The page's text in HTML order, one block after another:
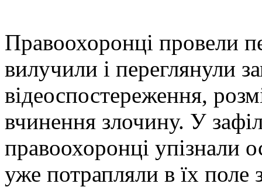
Правоохоронці провели
вилучили і переглянули
відеоспостереження,
вчинення злочину. У
правоохоронці упізнали
уже потрапляли в їх поле